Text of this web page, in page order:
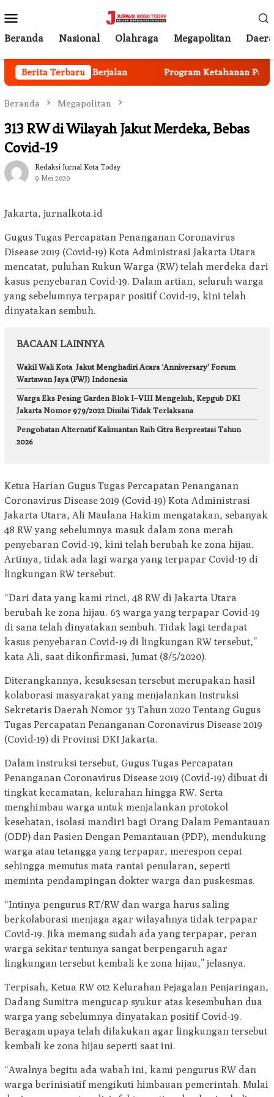
ke
kontenMobile
Beranda Nasional Olahraga Megapolitan
Berita Terbaru
Mulai Berjalan Program Ketahanan Pangan
Beranda Megapolitan
313 RW di Wilayah Jakut Merdeka, Bebas
Covid-19
Redaksi Jurnal Kota Today
9 Mei 2020
Jakarta, jurnalkota.id
Gugus Tugas Percapatan Penanganan Coronavirus
Disease 2019 (Covid-19) Kota Administrasi Jakarta Utara
mencatat, puluhan Rukun Warga (RW) telah merdeka dari
kasus penyebaran Covid-19. Dalam artian, seluruh warga
yang sebelumnya terpapar positif Covid-19, kini telah
dinyatakan sembuh.
BACAAN LAINNYA
Wakil Wali Kota Jakut Menghadiri Acara ‘Anniversary’ Forum
Wartawan Jaya (FWJ) Indonesia
Warga Eks Pesing Garden Blok I–VIII Mengeluh, Kepgub DKI
Jakarta Nomor 979/2022 Dinilai Tidak Terlaksana
Pengobatan Alternatif Kalimantan Raih Citra Berprestasi Tahun
2026
Ketua Harian Gugus Tugas Percapatan Penanganan
Coronavirus Disease 2019 (Covid-19) Kota Administrasi
Jakarta Utara, Ali Maulana Hakim mengatakan, sebanyak
48 RW yang sebelumnya masuk dalam zona merah
penyebaran Covid-19, kini telah berubah ke zona hijau.
Artinya, tidak ada lagi warga yang terpapar Covid-19 di
lingkungan RW tersebut.
“Dari data yang kami rinci, 48 RW di Jakarta Utara
berubah ke zona hijau. 63 warga yang terpapar Covid-19
di sana telah dinyatakan sembuh. Tidak lagi terdapat
kasus penyebaran Covid-19 di lingkungan RW tersebut,”
kata Ali, saat dikonfirmasi, Jumat (8/5/2020).
Diterangkannya, kesuksesan tersebut merupakan hasil
kolaborasi masyarakat yang menjalankan Instruksi
Sekretaris Daerah Nomor 33 Tahun 2020 Tentang Gugus
Tugas Percapatan Penanganan Coronavirus Disease 2019
(Covid-19) di Provinsi DKI Jakarta.
Dalam instruksi tersebut, Gugus Tugas Percapatan
Penanganan Coronavirus Disease 2019 (Covid-19) dibuat di
tingkat kecamatan, kelurahan hingga RW. Serta
menghimbau warga untuk menjalankan protokol
kesehatan, isolasi mandiri bagi Orang Dalam Pemantauan
(ODP) dan Pasien Dengan Pemantauan (PDP), mendukung
warga atau tetangga yang terpapar, merespon cepat
sehingga memutus mata rantai penularan, seperti
meminta pendampingan dokter warga dan puskesmas.
“Intinya pengurus RT/RW dan warga harus saling
berkolaborasi menjaga agar wilayahnya tidak terpapar
Covid-19. Jika memang sudah ada yang terpapar, peran
warga sekitar tentunya sangat berpengaruh agar
lingkungan tersebut kembali ke zona hijau,” jelasnya.
Terpisah, Ketua RW 012 Kelurahan Pejagalan Penjaringan,
Dadang Sumitra mengucap syukur atas kesembuhan dua
warga yang sebelumnya dinyatakan positif Covid-19.
Beragam upaya telah dilakukan agar lingkungan tersebut
kembali ke zona hijau seperti saat ini.
“Awalnya begitu ada wabah ini, kami pengurus RW dan
warga berinisiatif mengikuti himbauan pemerintah. Mulai